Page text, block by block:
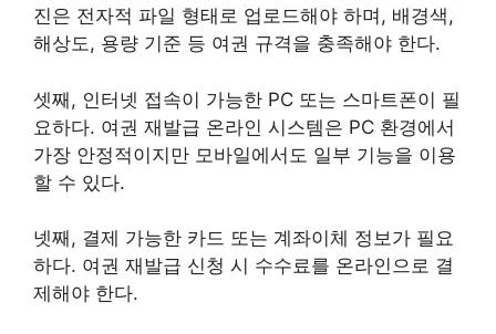
진은 전자적 파일 형태로 업로드해야 하며, 배경색,
해상도, 용량 기준 등 여권 규격을 충족해야 한다.
셋째, 인터넷 접속이 가능한 PC 또는 스마트폰이 필
요하다. 여권 재발급 온라인 시스템은 PC 환경에서
가장 안정적이지만 모바일에서도 일부 기능을 이용
할 수 있다.
넷째, 결제 가능한 카드 또는 계좌이체 정보가 필요
하다. 여권 재발급 신청 시 수수료를 온라인으로 결
제해야 한다.